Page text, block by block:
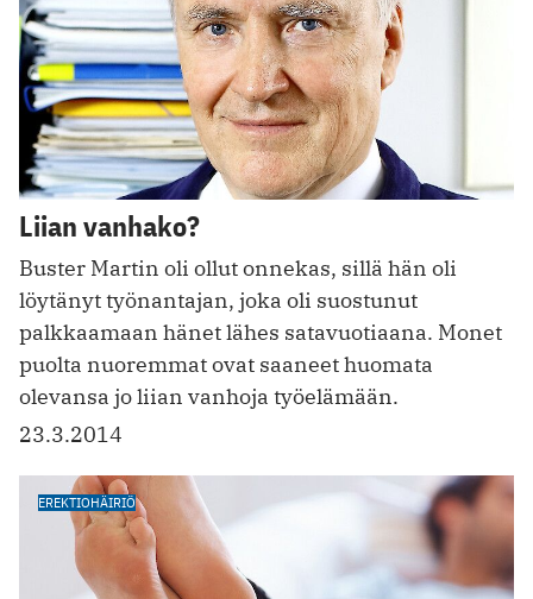
Liian vanhako?
Buster Martin oli ollut onnekas, sillä hän oli
löytänyt työnantajan, joka oli suostunut
palkkaamaan hänet lähes satavuotiaana. Monet
puolta nuoremmat ovat saaneet huomata
olevansa jo liian vanhoja työelämään.
23.3.2014
EREKTIOHÄIRIÖ